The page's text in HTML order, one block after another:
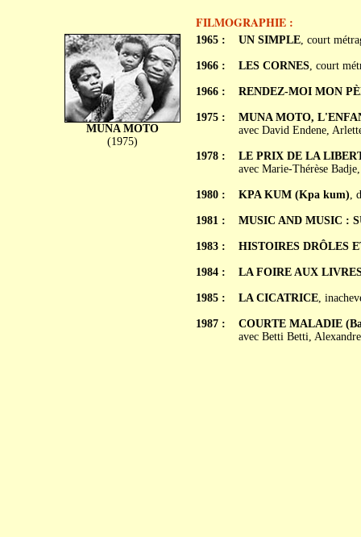
FILMOGRAPHIE :
MUNA MOTO
(1975)
1965 :
1966 :
1966 :
1975 :
1978 :
1980 :
1981 :
1983 :
1984 :
1985 :
1987 :
UN SIMPLE, court
LES CORNES, court
RENDEZ-MOI MON
MUNA MOTO,
avec David Endene,
LE PRIX DE LA
avec Marie-Thérèse
KPA KUM (Kpa kum),
MUSIC AND MUSIC :
HISTOIRES DRÔLES
LA FOIRE AUX
LA CICATRICE,
COURTE MALADIE
avec Betti Betti,